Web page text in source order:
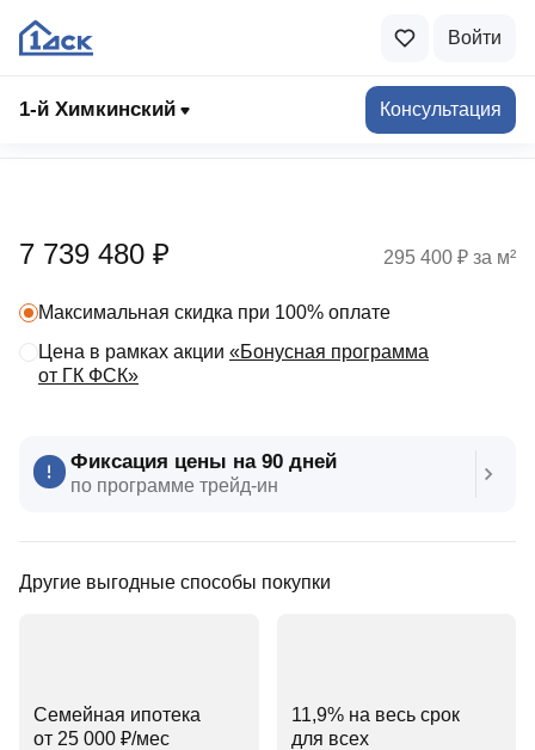
Войти
1-й Химкинский Консультация
Выбрать квартиру
7 739 480 ₽
Фиксация цены на 90 дней
по программе трейд‑ин
Другие выгодные способы покупки
Семейная ипотека
от 25 000 ₽⁠/⁠мес
11,9% на весь срок
для всех
Максимальная скидка при 100% оплате
Цена в рамках акции «Бонусная программа
от ГК ФСК»
295 400 ₽ за м²